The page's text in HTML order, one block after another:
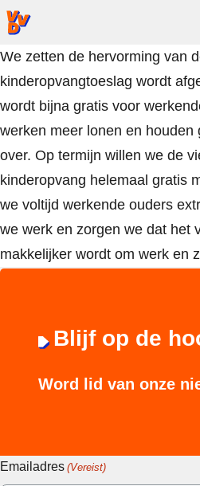
VVD.nl - Ga naar de homepage
We zetten de hervorming van
kinderopvangtoeslag wordt
wordt bijna gratis voor
werken meer lonen en houden
over. Op termijn willen we de
kinderopvang helemaal gratis
we voltijd werkende ouders
we werk en zorgen we dat het
makkelijker wordt om werk en
Blijf op de
Word lid van onze
Emailadres (Vereist)